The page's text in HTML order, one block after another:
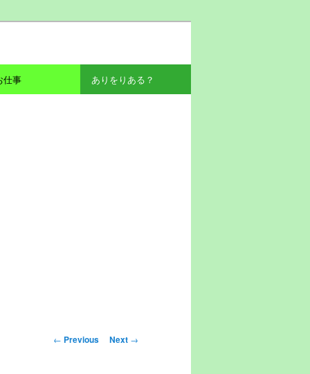
仕事 ありをりある？
Post navigation
← Previous Next →